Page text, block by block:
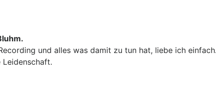
und alles was damit zu tun hat, liebe ich
Leidenschaft.